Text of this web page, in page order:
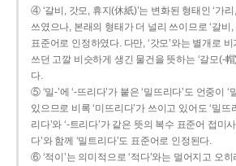
④ ‘갈비, 갓모, 휴지(休紙)’는 변화된 형태인 ‘가
쓰였으나, 본래의 형태가 더 널리 쓰이므로 ‘갈비,
표준어로 인정하였다. 다만, ‘갓모’와는 별개로
쓰던 고깔 비슷하게 생긴 물건을 뜻하는 ‘갈모(-
다.
⑤ ‘밀-’에 ‘-뜨리다’가 붙은 ‘밀뜨리다’도 언중이 ‘
있으므로 비록 ‘미뜨리다’가 쓰이고 있어도 ‘밀뜨
리다’와 ‘-트리다’가 같은 뜻의 복수 표준어 접미
다’와 함께 ‘밀트리다’도 표준어로 인정된다.
⑥ ‘적이’는 의미적으로 ‘적다’와는 멀어지고 오